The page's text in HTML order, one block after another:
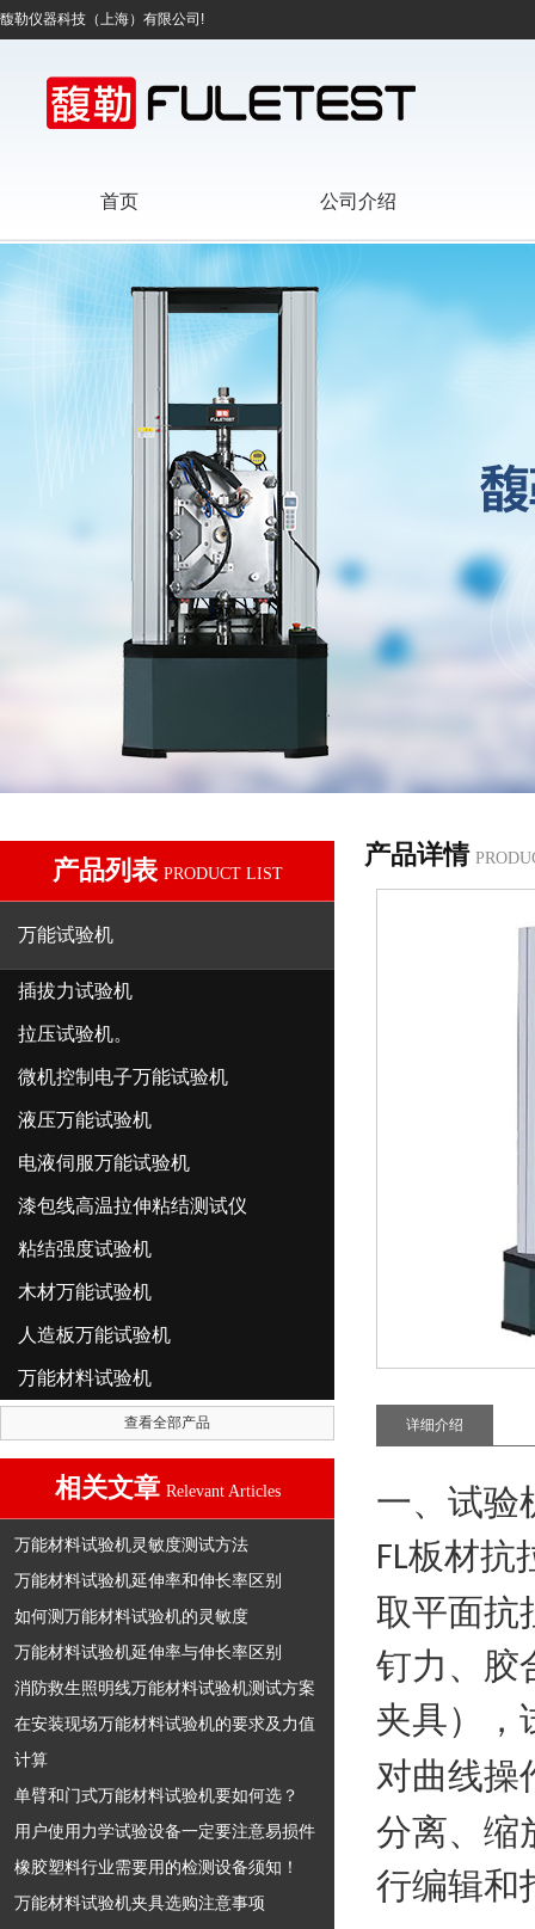
馥勒仪器科技（上海）有限公司!
首页 公司介绍
产品列表 PRODUCT LIST
万能试验机
插拔力试验机
拉压试验机。
微机控制电子万能试验机
液压万能试验机
电液伺服万能试验机
漆包线高温拉伸粘结测试仪
粘结强度试验机
木材万能试验机
人造板万能试验机
万能材料试验机
查看全部产品
相关文章 Relevant Articles
万能材料试验机灵敏度测试方法
万能材料试验机延伸率和伸长率区别
如何测万能材料试验机的灵敏度
万能材料试验机延伸率与伸长率区别
消防救生照明线万能材料试验机测试方案
在安装现场万能材料试验机的要求及力值
计算
单臂和门式万能材料试验机要如何选？
用户使用力学试验设备一定要注意易损件
橡胶塑料行业需要用的检测设备须知！
万能材料试验机夹具选购注意事项
产品详情
详细介绍
一、试验
FL板材抗
取平面抗
钉力、胶
夹具），
对曲线操
分离、缩
行编辑和